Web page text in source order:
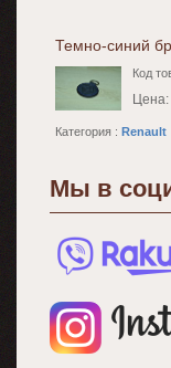
Темно-синий
Код
Цена:
Категория : Renault
Мы в